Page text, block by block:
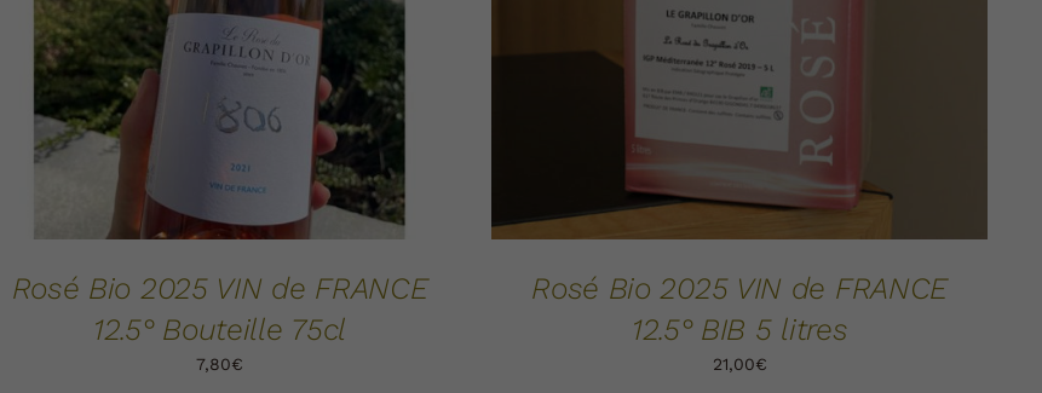
Rosé Bio 2025 VIN de FRANCE
12.5° Bouteille 75cl
7,80€
Rosé Bio 2025 VIN de FRANCE
12.5° BIB 5 litres
21,00€